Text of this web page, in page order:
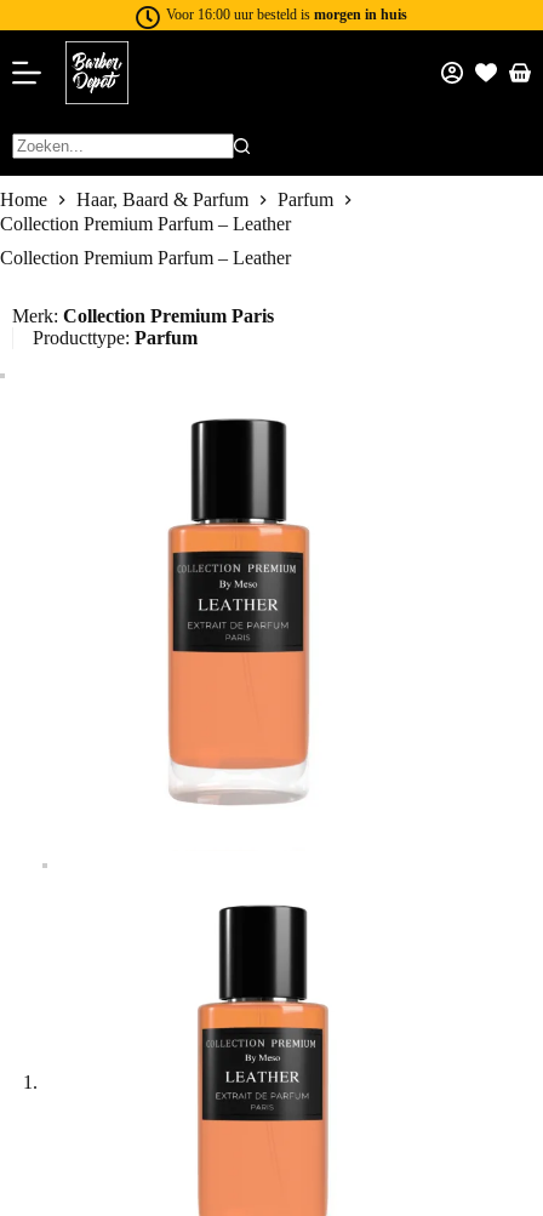
Voor 16:00 uur besteld is morgen in huis
Home Haar, Baard & Parfum
Parfum
Collection Premium Parfum – Leather
Collection Premium Parfum – Leather
Merk: Collection Premium Paris
Producttype: Parfum